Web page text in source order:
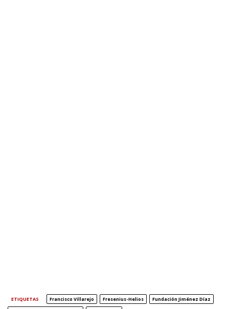
ETIQUETAS Francisco Villarejo Fresenius-Helios
Fundación Jiménez Díaz